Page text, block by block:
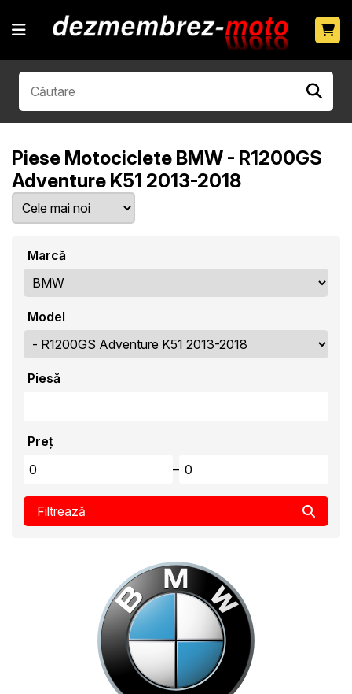
Piese Motociclete BMW - R1200GS
Adventure K51 2013-2018
Marcă
Model
Piesă
Preț
–
Filtrează